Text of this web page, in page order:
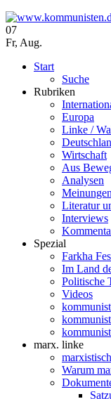
07
Fr, Aug.
Start
Suche
Rubriken
Europa
Linke /
Wirtschaft
Aus
Analysen
Meinungen
Literatur
Interviews
Spezial
Farkha
Im Land
Politische
Videos
marx. linke
Warum